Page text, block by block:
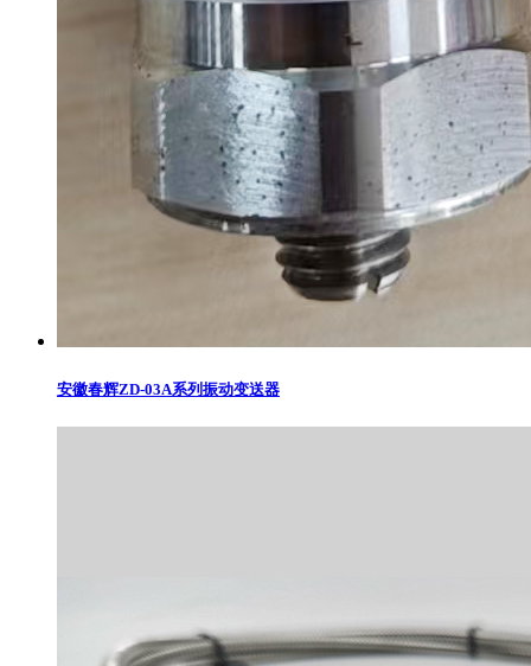
安徽春辉ZD-03A系列振动变送器